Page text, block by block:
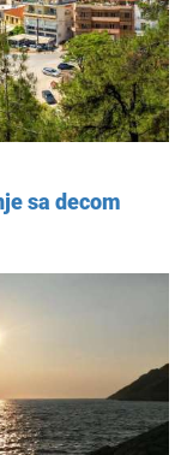
sa decom